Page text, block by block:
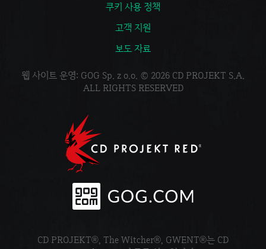
쿠키 사용 정책
고객 지원
보도 자료
웹 사이트 운영: GOG Sp. z o.o. © 2026 CD PROJEKT S.A.
ALL RIGHTS RESERVED
CD PROJEKT®, The Witcher®, GWENT®는 CD